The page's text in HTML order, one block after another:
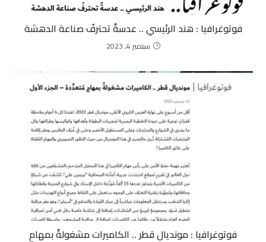
فوتوغرافيا : هند الرئيسي .. عدسةٌ تحترفُ صناعة الدهشة
سبتمبر 4, 2023
فوتوغرافيا :مونديال قطر .. الكاميرات مشغولةٌ بمهامٍ